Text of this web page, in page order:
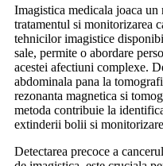
Imagistica medicala joaca
tratamentul si monitorizarea
tehnicilor imagistice
sale, permite o abordare
acestei afectiuni complexe.
abdominala pana la
rezonanta magnetica si
metoda contribuie la
extinderii bolii si
Detectarea precoce a